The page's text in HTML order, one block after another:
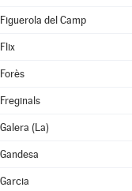
Figuerola del Camp
Flix
Forès
Freginals
Galera (La)
Gandesa
Garcia